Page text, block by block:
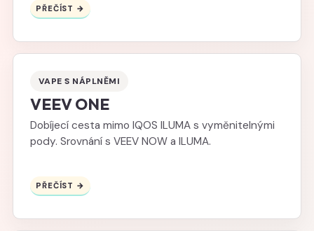
PŘEČÍST →
VAPE S NÁPLNĚMI
VEEV ONE
Dobíjecí cesta mimo IQOS ILUMA s vyměnitelnými
pody. Srovnání s VEEV NOW a ILUMA.
PŘEČÍST →